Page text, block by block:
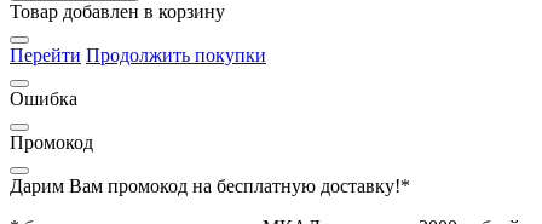
Товар добавлен в корзину
Перейти Продолжить покупки
Ошибка
Промокод
Дарим Вам промокод на бесплатную доставку!*